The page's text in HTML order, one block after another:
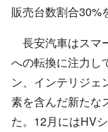
販売台数割合30%
長安汽車はスマ
への転換に注力し
ン、インテリジェ
素を含んだ新たな
た。 12月にはHV